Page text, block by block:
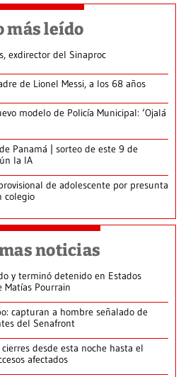
más leído
exdirector del Sinaproc
de Lionel Messi, a los 68 años
modelo de Policía Municipal: ‘Ojalá
Panamá | sorteo de este 9 de
la IA
de adolescente por presunta
colegio
noticias
y terminó detenido en Estados
Matías Pourrain
capturan a hombre señalado de
del Senafront
desde esta noche hasta el
afectados